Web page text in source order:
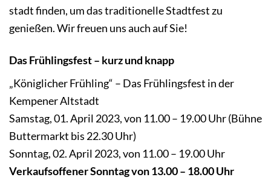
stadt finden, um das tradi­tio­nelle Stadtfest zu
genießen. Wir freuen uns auch auf Sie!
Das Frühlingsfest – kurz und knapp
„Königlicher Frühling“ – Das Frühlingsfest in der
Kempener Altstadt
Samstag, 01. April 2023, von 11.00 – 19.00 Uhr (Bühne
Buttermarkt bis 22.30 Uhr)
Sonntag, 02. April 2023, von 11.00 – 19.00 Uhr
Verkaufsoffener Sonntag von 13.00 – 18.00 Uhr